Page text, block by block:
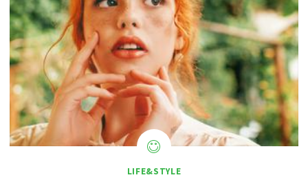
LIFE&STYLE